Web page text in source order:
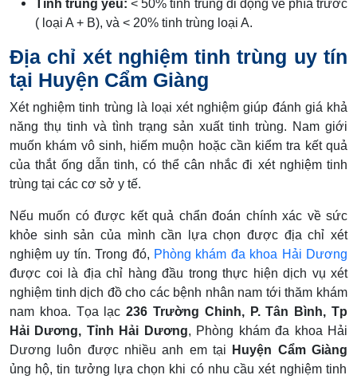
Tinh trùng yếu: < 50% tinh trùng di động về phía trước
( loại A + B), và < 20% tinh trùng loại A.
Địa chỉ xét nghiệm tinh trùng uy tín
tại Huyện Cẩm Giàng
Xét nghiệm tinh trùng là loại xét nghiệm giúp đánh giá khả
năng thụ tinh và tình trạng sản xuất tinh trùng. Nam giới
muốn khám vô sinh, hiếm muộn hoặc cần kiểm tra kết quả
của thắt ống dẫn tinh, có thể cân nhắc đi xét nghiệm tinh
trùng tại các cơ sở y tế.
Nếu muốn có được kết quả chẩn đoán chính xác về sức
khỏe sinh sản của mình cần lựa chọn được địa chỉ xét
nghiệm uy tín. Trong đó, Phòng khám đa khoa Hải Dương
được coi là địa chỉ hàng đầu trong thực hiện dịch vụ xét
nghiệm tinh dịch đồ cho các bệnh nhân nam tới thăm khám
nam khoa. Tọa lạc236 Trường Chinh, P. Tân Bình, Tp
Hải Dương, Tỉnh Hải Dương, Phòng khám đa khoa Hải
Dương luôn được nhiều anh em tại
Huyện Cẩm Giàng
ủng hộ, tin tưởng lựa chọn khi có nhu cầu xét nghiệm tinh